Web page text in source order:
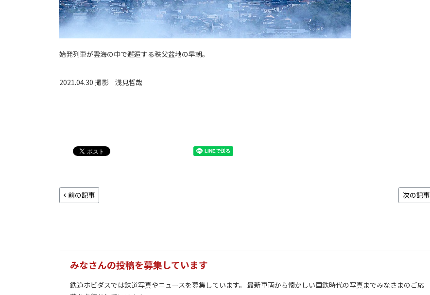
始発列車が雲海の中で邂逅する秩父盆地の早朝。
2021.04.30 撮影 浅見哲哉
前の記事 次の記事
みなさんの投稿を募集しています
鉄道ホビダスでは鉄道写真やニュースを募集しています。 最新車両から懐かしい国鉄時代の写真までみなさまのご応